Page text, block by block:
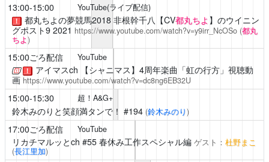
13:00-15:00 YouTube(ライブ配信)
！ 都丸ちよの夢競馬2018非根幹千八【CV都丸ちよ 】のウイニン
グポスト9 2021 https://www.youtube.com/watch?v=y9irr_NcOSo (都丸
ちよ)
15:00ごろ配信 YouTube
！ アイマスch 【シャニマス】4周年楽曲「虹の行方」視聴動
画 https://www.youtube.com/watch?v=dc8ng6EB32U
15:00-15:30 超！A&G+
鈴木みのりと笑顔満タンで！ #194 (鈴木みのり)
17:00ごろ配信 YouTube
リカチマルッとch #55 春休み工作スペシャル編 ゲスト： 杜野まこ
(長江里加)